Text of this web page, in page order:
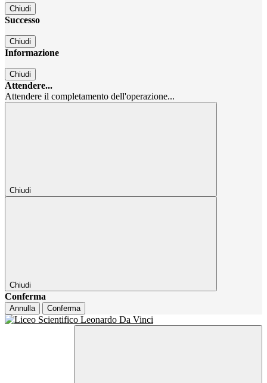
Chiudi
Successo
Chiudi
Informazione
Chiudi
Attendere...
Attendere il completamento dell'operazione...
Chiudi
Chiudi
Conferma
Annulla Conferma